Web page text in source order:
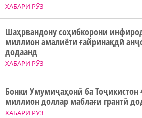
ХАБАРИ РӮЗ
ХАБАРИ РӮЗ
Шаҳрвандону соҳибкорони
миллион амалиёти ғайринақдӣ
додаанд
ХАБАРИ РӮЗ
Бонки Умумиҷаҳонӣ ба Тоҷикистон
миллион доллар маблағи грантӣ